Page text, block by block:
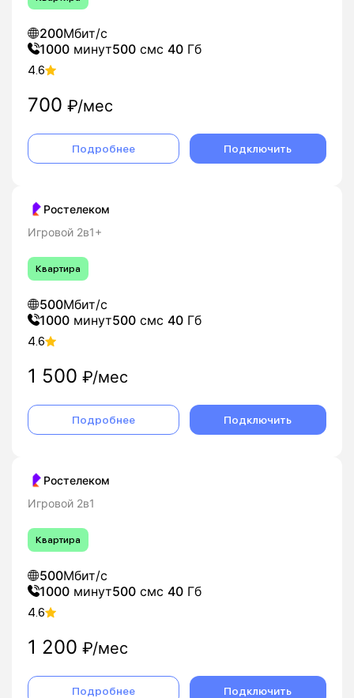
200Мбит/с
1000 минут500 смс 40 Гб
4.6
700 ₽/мес
Подробнее Подключить
Ростелеком
Игровой 2в1+
Квартира
500Мбит/с
1000 минут500 смс 40 Гб
4.6
1 500 ₽/мес
Подробнее Подключить
Ростелеком
Игровой 2в1
Квартира
500Мбит/с
1000 минут500 смс 40 Гб
4.6
1 200 ₽/мес
Подробнее Подключить